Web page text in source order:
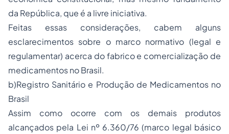
da República, que é a livre iniciativa.
Feitas essas considerações, cabem alguns
esclarecimentos sobre o marco normativo (legal e
regulamentar) acerca do fabrico e comercialização de
medicamentos no Brasil.
b)Registro Sanitário e Produção de Medicamentos no
Brasil
Assim como ocorre com os demais produtos
alcançados pela Lei nº 6.360/76 (marco legal básico